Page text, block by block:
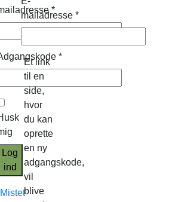
*
*
Log
ind
Mistet
mailadresse *
Et link
til en
side,
hvor
du kan
oprette
en ny
adgangskode,
vil
blive